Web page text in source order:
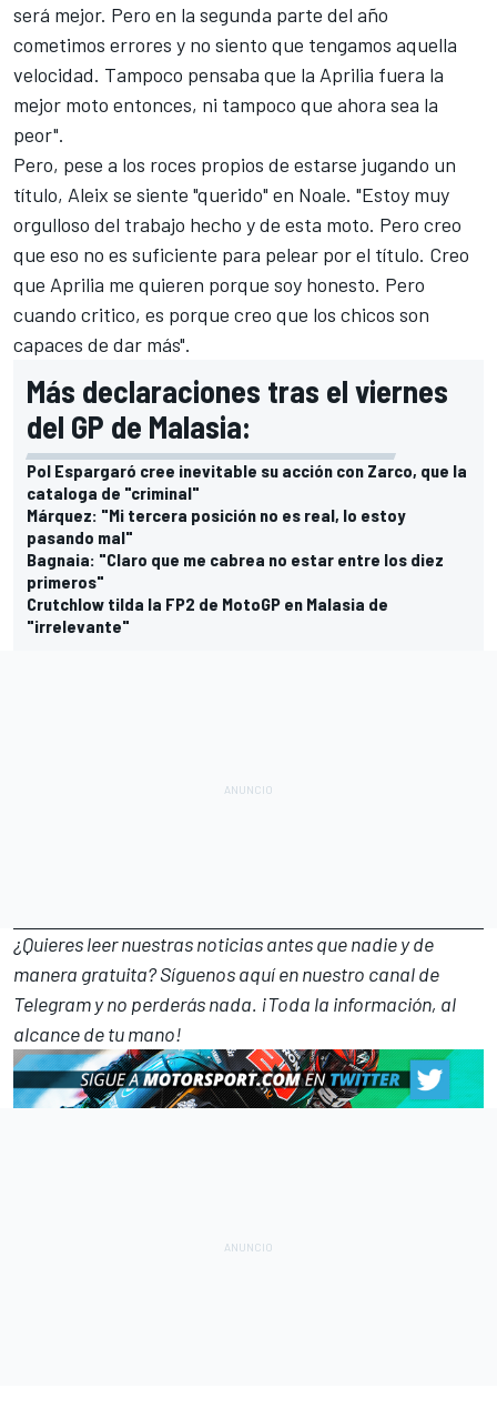
será mejor. Pero en la segunda parte del año
cometimos errores y no siento que tengamos aquella
velocidad. Tampoco pensaba que la Aprilia fuera la
mejor moto entonces, ni tampoco que ahora sea la
peor".
Pero, pese a los roces propios de estarse jugando un
título, Aleix se siente "querido" en Noale. "Estoy muy
orgulloso del trabajo hecho y de esta moto. Pero creo
que eso no es suficiente para pelear por el título. Creo
que Aprilia me quieren porque soy honesto. Pero
cuando critico, es porque creo que los chicos son
capaces de dar más".
Más declaraciones tras el viernes
del GP de Malasia:
Pol Espargaró cree inevitable su acción con Zarco, que la
cataloga de "criminal"
Márquez: "Mi tercera posición no es real, lo estoy
pasando mal"
Bagnaia: "Claro que me cabrea no estar entre los diez
primeros"
Crutchlow tilda la FP2 de MotoGP en Malasia de
"irrelevante"
¿Quieres leer nuestras noticias antes que nadie y de
manera gratuita? Síguenosaquí en nuestro canal de
Telegramy no perderás nada. ¡Toda la información, al
alcance de tu mano!